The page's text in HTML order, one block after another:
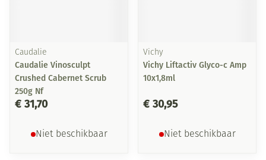
Caudalie
Caudalie Vinosculpt
Crushed Cabernet Scrub
250g Nf
€ 31,70
Niet beschikbaar
Vichy
Vichy Liftactiv Glyco-c Amp
10x1,8ml
€ 30,95
Niet beschikbaar